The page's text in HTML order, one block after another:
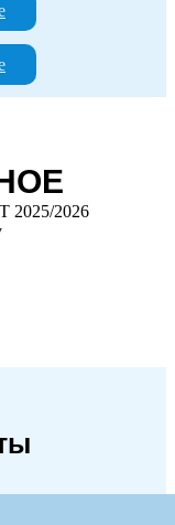
2025/2026